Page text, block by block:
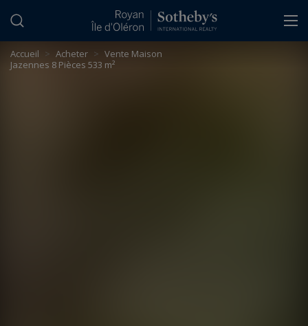
Accueil > Acheter > Vente Maison
Jazennes 8 Pièces 533 m²